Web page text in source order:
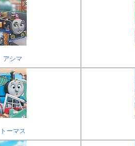
アシマ
トーマス